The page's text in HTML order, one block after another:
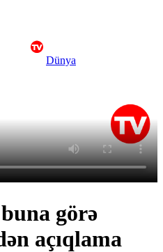
Dünya
görə
açıqlama